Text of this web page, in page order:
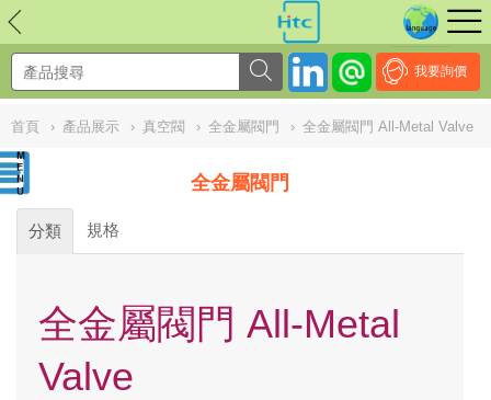
我要詢價
首頁 › 產品展示 › 真空閥 › 全金屬閥門 › 全金屬閥門 All-Metal Valve
全金屬閥門
分類 規格
全金屬閥門 All-Metal
Valve
NULL